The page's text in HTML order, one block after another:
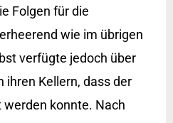
Folgen für die
wie im übrigen
verfügte jedoch über
ihren Kellern, dass der
konnte. Nach